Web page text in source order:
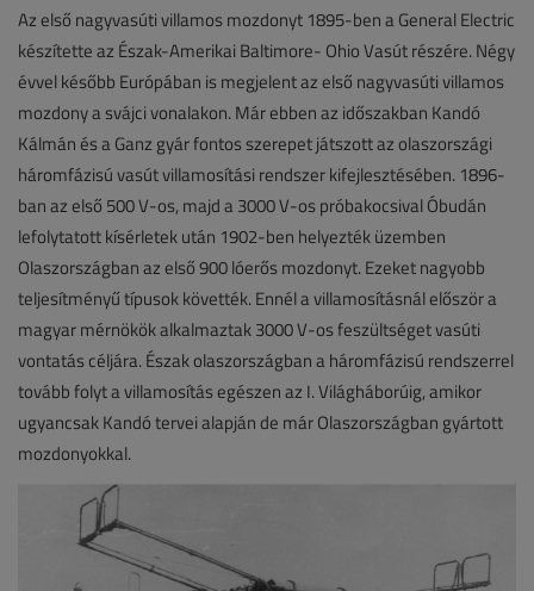
Az első nagyvasúti villamos mozdonyt 1895-ben a General Electric
készítette az Észak-Amerikai Baltimore- Ohio Vasút részére. Négy
évvel később Európában is megjelent az első nagyvasúti villamos
mozdony a svájci vonalakon. Már ebben az időszakban Kandó
Kálmán és a Ganz gyár fontos szerepet játszott az olaszországi
háromfázisú vasút villamosítási rendszer kifejlesztésében. 1896-
ban az első 500 V-os, majd a 3000 V-os próbakocsival Óbudán
lefolytatott kísérletek után 1902-ben helyezték üzemben
Olaszországban az első 900 lóerős mozdonyt. Ezeket nagyobb
teljesítményű típusok követték. Ennél a villamosításnál először a
magyar mérnökök alkalmaztak 3000 V-os feszültséget vasúti
vontatás céljára. Észak olaszországban a háromfázisú rendszerrel
tovább folyt a villamosítás egészen az I. Világháborúig, amikor
ugyancsak Kandó tervei alapján de már Olaszországban gyártott
mozdonyokkal.